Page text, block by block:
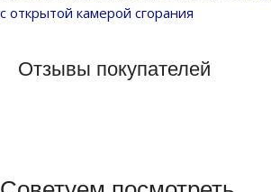
с открытой камерой сгорания
Отзывы покупателей